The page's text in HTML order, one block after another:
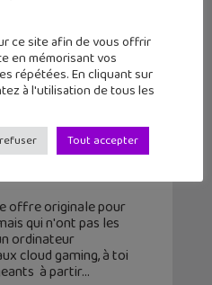
PC puissant
joueurs grâce
offre originale pour
qui n'ont pas les
ordinateur
cloud gaming, à toi
à partir
ce site afin de vous offrir
en mémorisant vos
répétées. En cliquant sur
à l'utilisation de tous les
Tout accepter